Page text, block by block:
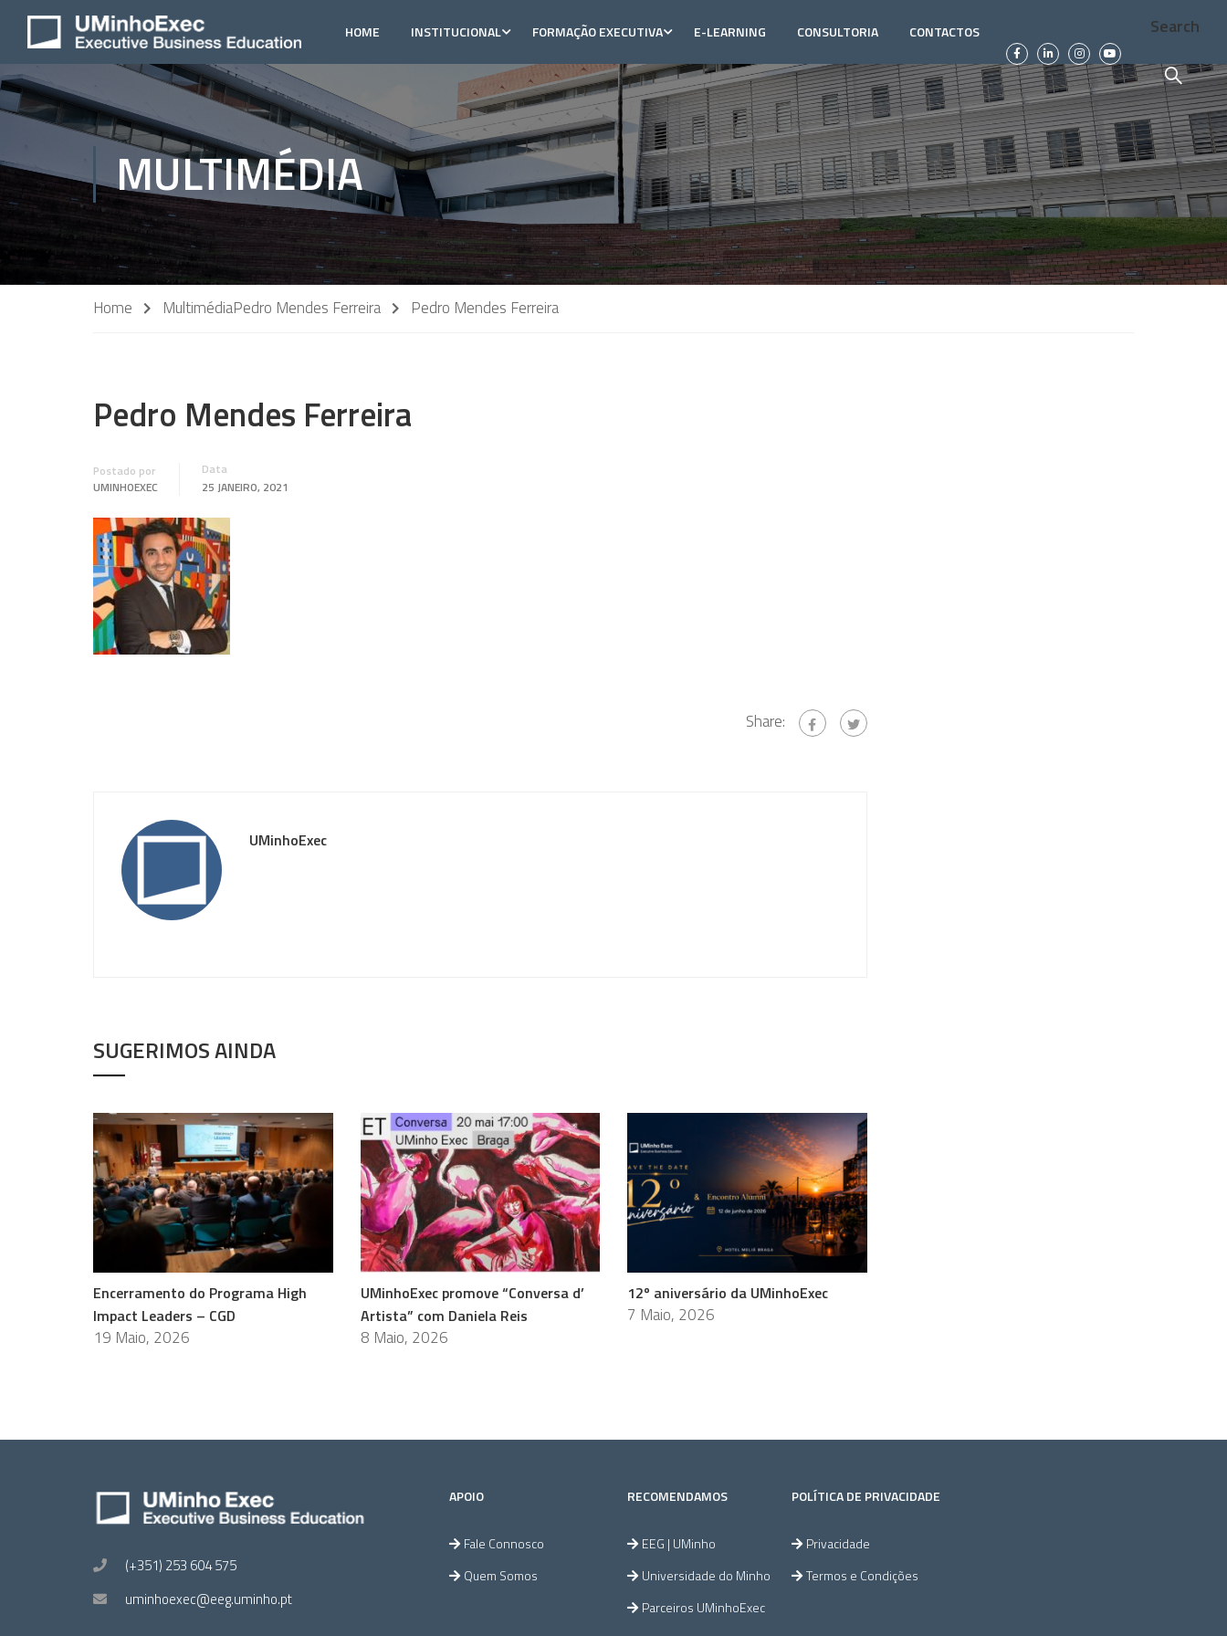
HOME INSTITUCIONAL FORMAÇÃO EXECUTIVA E-LEARNING CONSULTORIA CONTACTOS Search
MULTIMÉDIA
Home MultimédiaPedro Mendes Ferreira Pedro Mendes Ferreira
Pedro Mendes Ferreira
Postado por
UMINHOEXEC
Data
25 JANEIRO, 2021
Share:
UMinhoExec
SUGERIMOS AINDA
Encerramento do Programa High
Impact Leaders – CGD
19 Maio, 2026
UMinhoExec promove “Conversa d’
Artista” com Daniela Reis
8 Maio, 2026
12º aniversário da UMinhoExec
7 Maio, 2026
(+351) 253 604 575
uminhoexec@eeg.uminho.pt
APOIO
Fale Connosco
Quem Somos
RECOMENDAMOS
EEG | UMinho
Universidade do Minho
Parceiros UMinhoExec
POLÍTICA DE PRIVACIDADE
Privacidade
Termos e Condições